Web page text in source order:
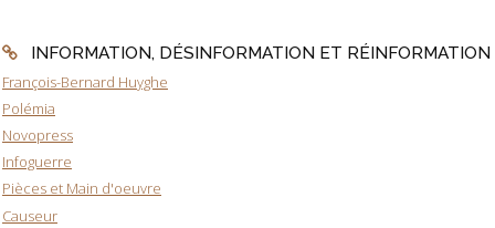
INFORMATION, DÉSINFORMATION ET RÉINFORMATION
François-Bernard Huyghe
Polémia
Novopress
Infoguerre
Pièces et Main d'oeuvre
Causeur